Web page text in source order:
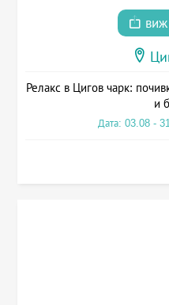
Релакс в Цигов чарк:
и
Дата: 03.08 -